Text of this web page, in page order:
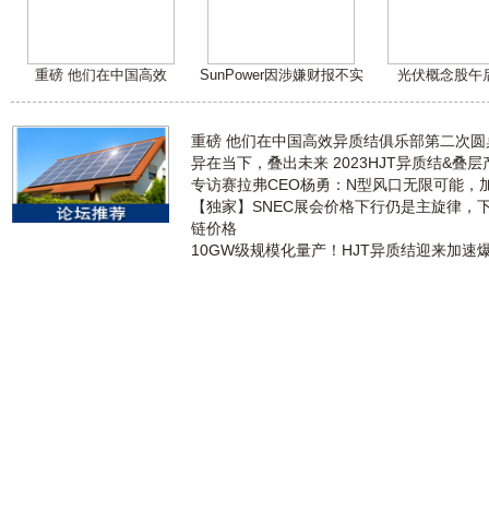
重磅 他们在中国高效 SunPower因涉嫌财报不实 光伏概念股午
重磅 他们在中国高效异质结俱乐部第二次
异在当下，叠出未来 2023HJT异质结&叠层
专访赛拉弗CEO杨勇：N型风口无限可能，
【独家】SNEC展会价格下行仍是主旋律，
链价格
10GW级规模化量产！HJT异质结迎来加速